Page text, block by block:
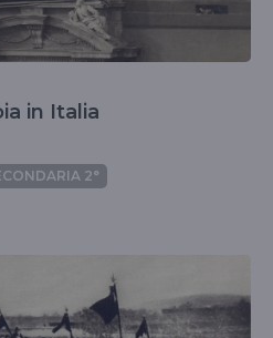
in Italia
2°